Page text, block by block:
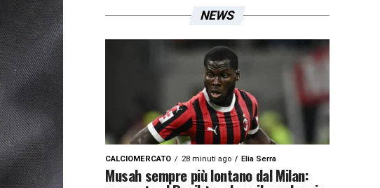
NEWS
CALCIOMERCATO 28 minuti ago Elia Serra
Musah sempre più lontano dal Milan: